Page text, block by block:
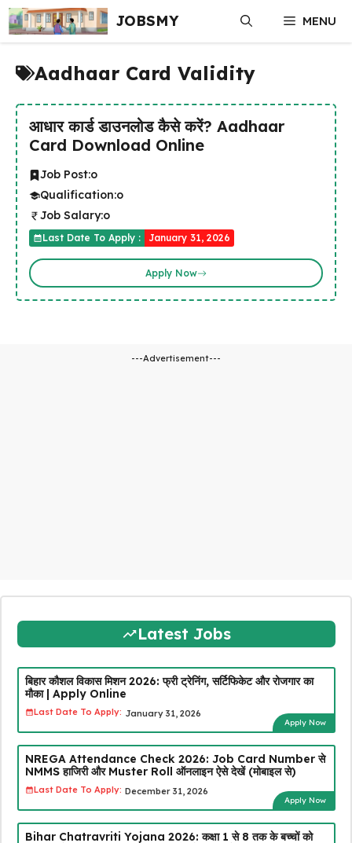
Skip
to
content
JOBSMY MENU
Aadhaar Card Validity
आधार कार्ड डाउनलोड कैसे करें? Aadhaar
Card Download Online
Job Post:o
Qualification:o
Job Salary:o
Last Date To Apply : January 31, 2026
Apply Now
---Advertisement---
Latest Jobs
बिहार कौशल विकास मिशन 2026: फ्री ट्रेनिंग, सर्टिफिकेट और रोजगार का
मौका | Apply Online
Last Date To Apply: January 31, 2026
Apply Now
NREGA Attendance Check 2026: Job Card Number से
NMMS हाजिरी और Muster Roll ऑनलाइन ऐसे देखें (मोबाइल से)
Last Date To Apply: December 31, 2026
Apply Now
Bihar Chatravriti Yojana 2026: कक्षा 1 से 8 तक के बच्चों को